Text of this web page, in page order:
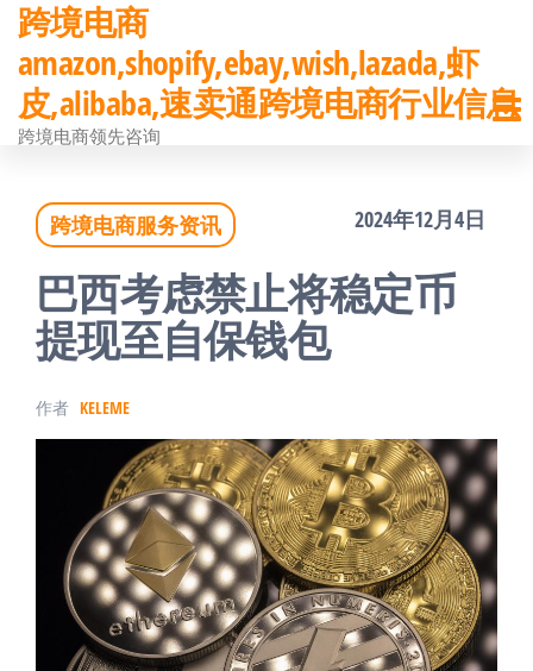
前
往
内
跨境电商
amazon,shopify,ebay,wish,lazada,虾
皮,alibaba,速卖通跨境电商行业信息
跨境电商领先咨询
跨境电商服务资讯 2024年12月4日
巴西考虑禁止将稳定币
提现至自保钱包
作者 KELEME